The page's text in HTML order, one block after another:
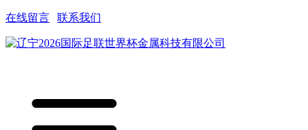
在线留言 联系我们